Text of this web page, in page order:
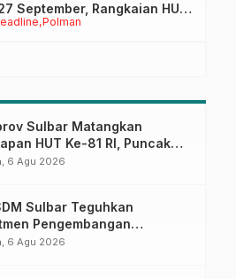
Polman
September, Rangkaian HUT
Sulbar Matangkan
HUT Ke-81 RI, Puncak
di Lapangan Ahmad
6 Agu 2026
Sulbar Teguhkan
Pengembangan
ASN melalui
6 Agu 2026